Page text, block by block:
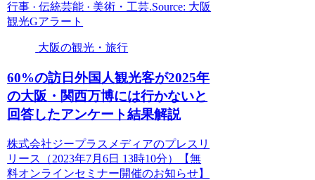
行事 · 伝統芸能 · 美術・工芸.Source: 大阪
観光Gアラート
大阪の観光・旅行
60%の訪日外国人観光客が2025年
の大阪 ・関西万博には行かないと
回答したアンケート結果解説
株式会社ジープラスメディアのプレスリ
リース（2023年7月6日 13時10分）【無
料オンラインセミナー開催のお知らせ】